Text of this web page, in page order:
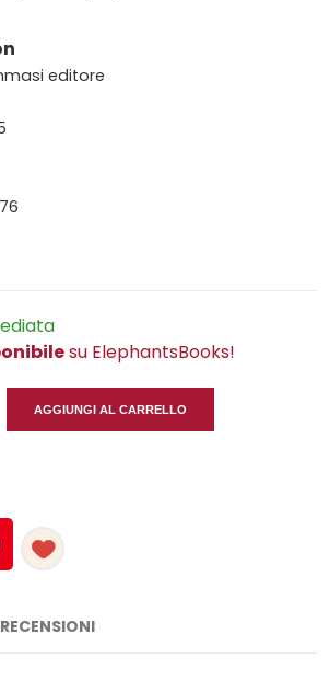
editore
su ElephantsBooks!
AGGIUNGI AL CARRELLO
RECENSIONI